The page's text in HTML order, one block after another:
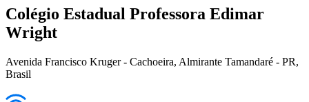
Colégio Estadual Professora Edimar
Wright
Avenida Francisco Kruger - Cachoeira, Almirante Tamandaré - PR,
Brasil